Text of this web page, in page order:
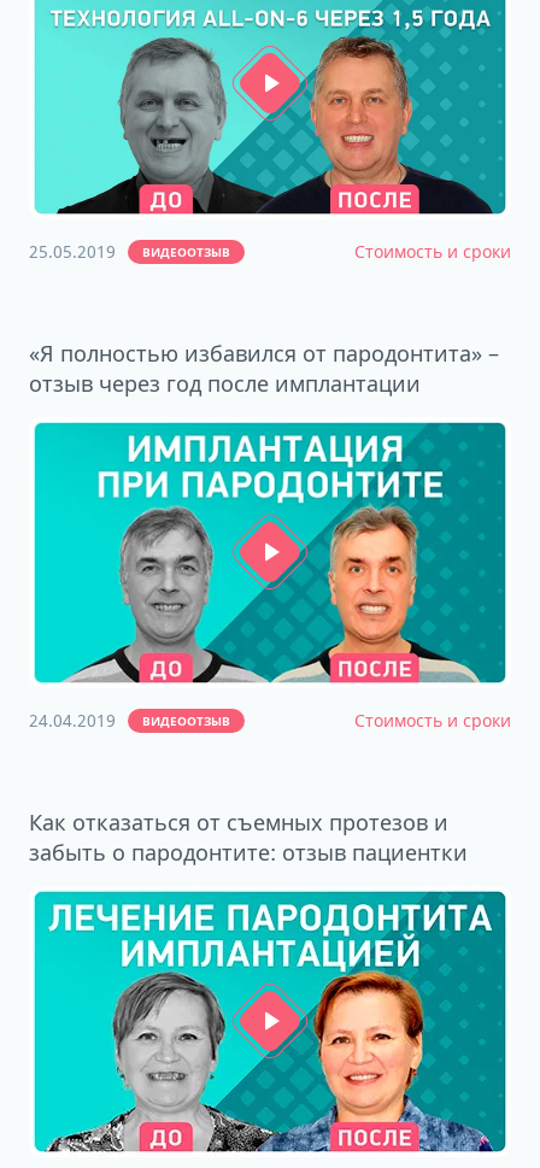
25.05.2019 ВИДЕООТЗЫВ Стоимость и сроки
«Я полностью избавился от пародонтита» –
отзыв через год после имплантации
24.04.2019 ВИДЕООТЗЫВ Стоимость и сроки
Как отказаться от съемных протезов и
забыть о пародонтите: отзыв пациентки